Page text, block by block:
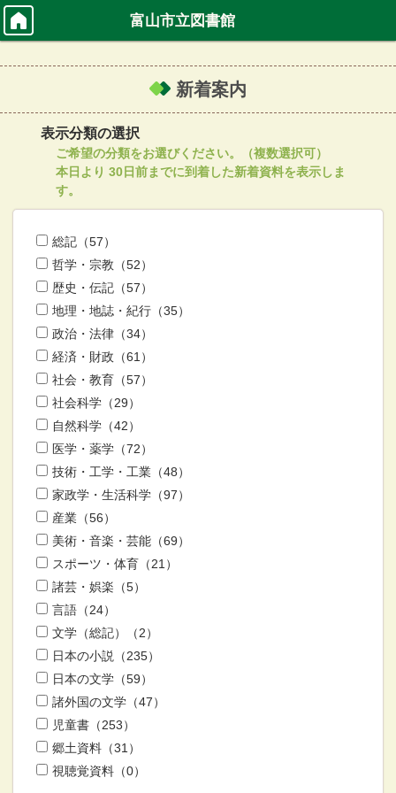
富山市立図書館
新着案内
表示分類の選択
ご希望の分類をお選びください。（複数選択可）
本日より 30日前までに到着した新着資料を表示しま
す。
総記（57）
哲学・宗教（52）
歴史・伝記（57）
地理・地誌・紀行（35）
政治・法律（34）
経済・財政（61）
社会・教育（57）
社会科学（29）
自然科学（42）
医学・薬学（72）
技術・工学・工業（48）
家政学・生活科学（97）
産業（56）
美術・音楽・芸能（69）
スポーツ・体育（21）
諸芸・娯楽（5）
言語（24）
文学（総記）（2）
日本の小説（235）
日本の文学（59）
諸外国の文学（47）
児童書（253）
郷土資料（31）
視聴覚資料（0）